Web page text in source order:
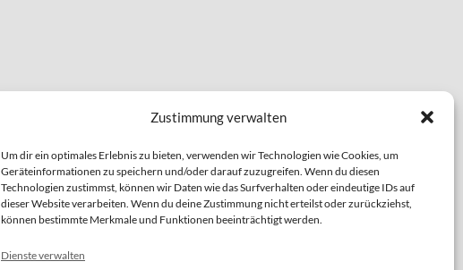
Zustimmung verwalten
Um dir ein optimales Erlebnis zu bieten, verwenden wir Technologien wie Cookies, um
Geräteinformationen zu speichern und/oder darauf zuzugreifen. Wenn du diesen
Technologien zustimmst, können wir Daten wie das Surfverhalten oder eindeutige IDs auf
dieser Website verarbeiten. Wenn du deine Zustimmung nicht erteilst oder zurückziehst,
können bestimmte Merkmale und Funktionen beeinträchtigt werden.
Dienste verwalten